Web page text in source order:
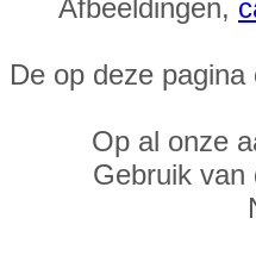
Afbeeldingen,
De op deze
Op al onze
Gebruik